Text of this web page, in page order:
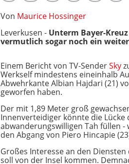
Von Maurice Hossinger
Leverkusen - Unterm Bayer-
vermutlich sogar noch ein
Einem Bericht von TV-SenderSky
Werkself mindestens eineinhalb
Abwehrkante Albian Hajdari (21)
geworfen haben.
Der mit 1,89 Meter groß
Innenverteidiger könnte die Lücke
abwanderungswilligen Tah füllen -
den Abgang von Piero Hincapie
Großes Interesse an den Diensten
soll von der Insel kommen.